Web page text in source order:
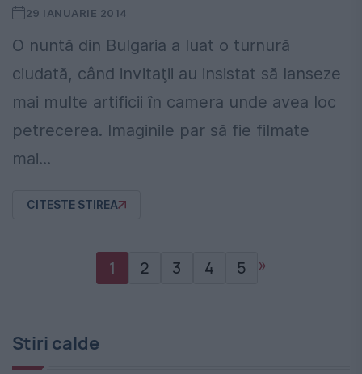
29 IANUARIE 2014
O nuntă din Bulgaria a luat o turnură
ciudată, când invitaţii au insistat să lanseze
mai multe artificii în camera unde avea loc
petrecerea. Imaginile par să fie filmate
mai...
CITESTE STIREA
1 2 3 4 5 »
Stiri calde